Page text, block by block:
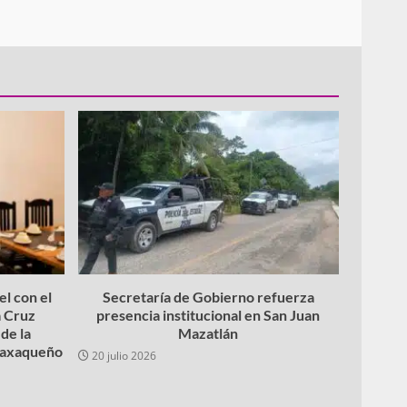
con el
Cruz
la
Secretaría de Gobierno refuerza
presencia institucional en San Juan
Mazatlán
20 julio 2026